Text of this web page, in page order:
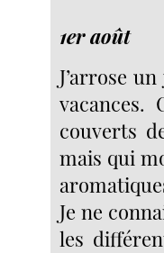
1er août
J’arrose
vacances.
couverts
mais qui
Je ne
les